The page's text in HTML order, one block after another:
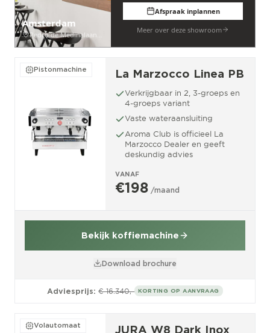
Amsterdam
Afspraak inplannen
Meer over deze showroom
Pistonmachine La Marzocco Linea PB
Verkrijgbaar in 2, 3-groeps en
4-groeps variant
Vaste wateraansluiting
Aroma Club is officieel La
Marzocco Dealer en geeft
deskundig advies
VANAF
€198 /maand
Bekijk koffiemachine
Download brochure
Adviesprijs: € 16.340,- KORTING OP AANVRAAG
Volautomaat JURA W8 Dark Inox